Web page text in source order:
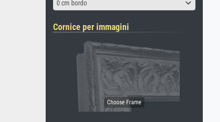
0 cm bordo
Cornice per immagini